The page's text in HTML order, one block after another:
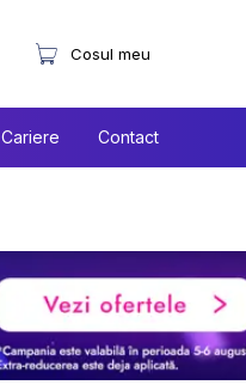
Cariere Contact
Cosul meu